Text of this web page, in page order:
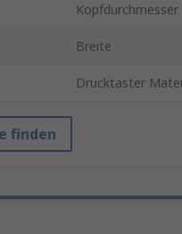
Kopfdurchmesser
Breite
Drucktaster
finden